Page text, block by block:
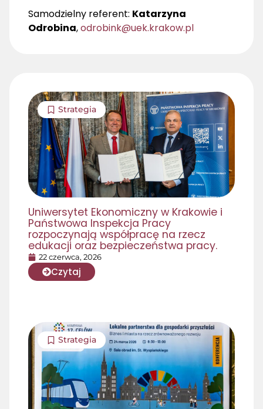
Samodzielny referent: Katarzyna
Odrobina,odrobink@uek.krakow.pl
Strategia
Uniwersytet Ekonomiczny w Krakowie i
Państwowa Inspekcja Pracy
rozpoczynają współpracę na rzecz
edukacji oraz bezpieczeństwa pracy.
22 czerwca, 2026
Czytaj
Strategia